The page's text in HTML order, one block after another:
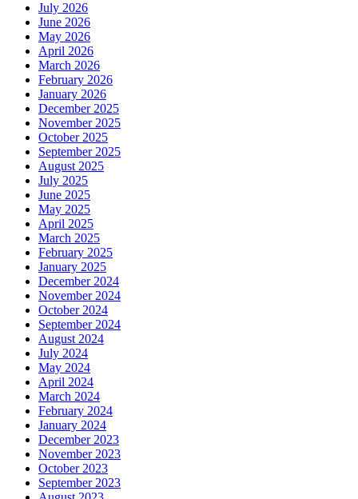
July 2026
June 2026
May 2026
April 2026
March 2026
February 2026
January 2026
December 2025
November 2025
October 2025
September 2025
August 2025
July 2025
June 2025
May 2025
April 2025
March 2025
February 2025
January 2025
December 2024
November 2024
October 2024
September 2024
August 2024
July 2024
May 2024
April 2024
March 2024
February 2024
January 2024
December 2023
November 2023
October 2023
September 2023